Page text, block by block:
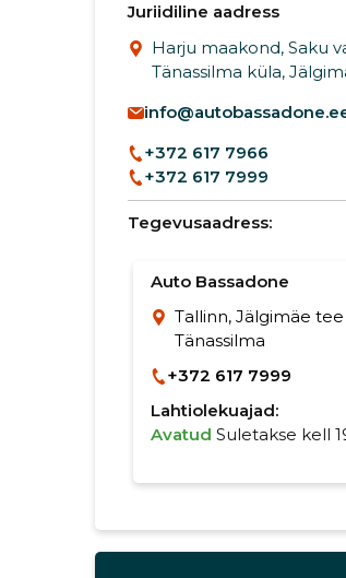
Juriidiline aadress
Harju maakond, Saku
Tänassilma küla,
+372 617 7966
+372 617 7999
Tegevusaadress:
Auto Bassadone
Tallinn, Jälgimäe tee
Tänassilma
+372 617 7999
Lahtiolekuajad:
Avatud Suletakse kell